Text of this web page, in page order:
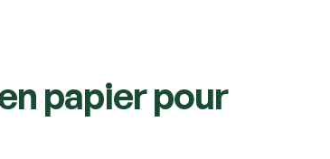
papier pour